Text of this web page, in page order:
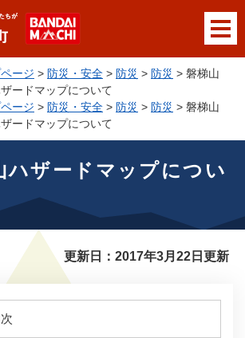
メニューを飛ばして本文へ
ージ > 防災・安全 > 防災 > 防災 > 磐梯山
ードマップについて
ージ > 防災・安全 > 防災 > 防災 > 磐梯山
ードマップについて
ハザードマップについ
更新日：2017年3月22日更新